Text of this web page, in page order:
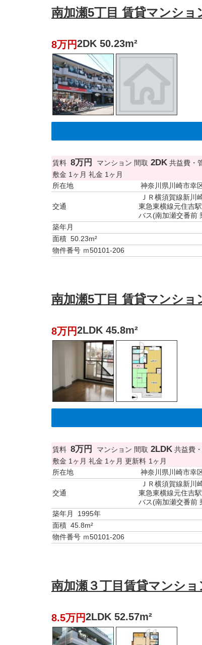
南加瀬5丁目 賃貸マンショ
8万円2DK 50.23m²
賃料 8万円 マンション 間取 2DK 共益費・
敷金 1ヶ月 礼金 1ヶ月
所在地
神奈川県川崎市幸
交通
ＪＲ横須賀線新川
東急東横線元住吉駅
バス(南加瀬交番前
築年月
面積 50.23m²
物件番号 ｍ50101-206
南加瀬5丁目 賃貸マンショ
8万円2LDK 45.8m²
賃料 8万円 マンション 間取 2LDK 共益費
敷金 1ヶ月 礼金 1ヶ月 更新料 1ヶ月
所在地
神奈川県川崎市幸
交通
ＪＲ横須賀線新川
東急東横線元住吉駅
バス(南加瀬交番前
築年月
1995年
面積 45.8m²
物件番号 ｍ50101-206
南加瀬３丁目賃貸マンシ
8.5万円2LDK 52.57m²